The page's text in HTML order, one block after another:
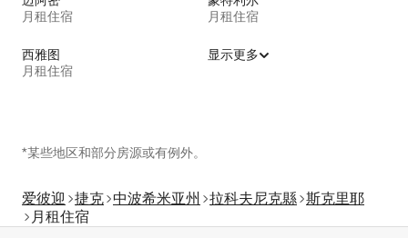
月租住宿
月租住宿
西雅图
月租住宿
显示更多
*某些地区和部分房源或有例外。
爱彼迎 捷克 中波希米亚州 拉科夫尼克縣 斯克里耶
月租住宿